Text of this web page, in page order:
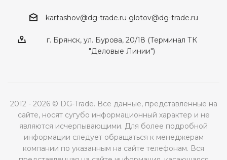
kartashov@dg-trade.ru glotov@dg-trade.ru
г. Брянск, ул. Бурова, 20/18 (Терминал ТК
"Деловые Линии")
2012 - 2026 © DG-Trade. Все данные, представленные на
сайте, носят сугубо информационный характер и не
являются исчерпывающими. Для более подробной
информации следует обращаться к менеджерам
компании по указанным на сайте телефонам. Вся